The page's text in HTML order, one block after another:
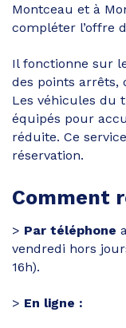
Montceau et à
compléter l’offre
Il fonctionne sur
des points arrêts,
Les véhicules du
équipés pour
réduite. Ce
réservation.
Comment
> Par téléphone
vendredi hors
16h).
> En ligne :